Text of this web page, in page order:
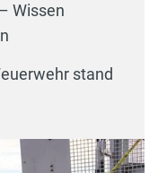
Wissen
stand